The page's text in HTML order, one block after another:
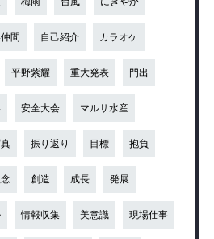
間 自己紹介 カラオケ
平野紫耀 重大発表 門出
安全大会 マルサ水産
振り返り 目標 抱負
創造 成長 発展
情報収集 美意識 現場仕事